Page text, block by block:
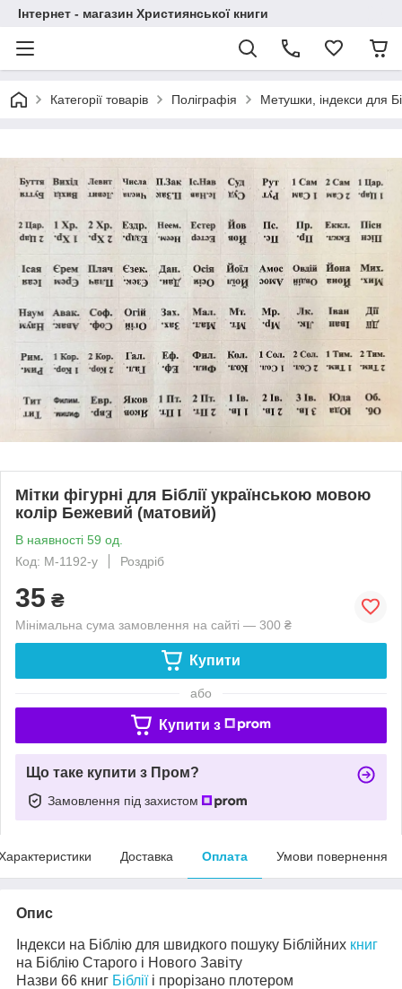
Інтернет - магазин Християнської книги
Категорії товарів Поліграфія Метушки, індекси для
Мітки фігурні для Біблії українською мовою
колір Бежевий (матовий)
В наявності 59 од.
Код: М-1192-у
Роздріб
35 ₴
Мінімальна сума замовлення на сайті — 300 ₴
Купити
або
Купити з
Що таке купити з Пром?
Замовлення під захистом
Доставка Оплата Умови повернення
Опис
Індекси на Біблію для швидкого пошуку Біблійних книг
на Біблію Старого і Нового Завіту
Назви 66 книг Бібліїі прорізано плотером